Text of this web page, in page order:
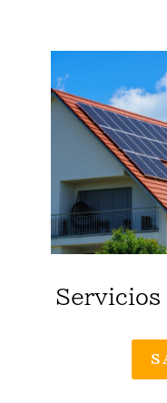
Servicios